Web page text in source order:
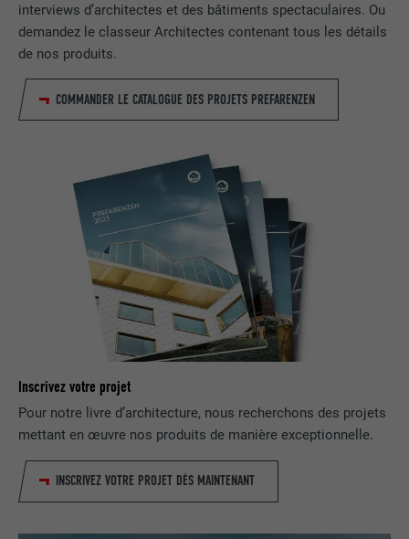
interviews d’architectes et des bâtiments spectaculaires. Ou
demandez le classeur Architectes contenant tous les détails
de nos produits.
COMMANDER LE CATALOGUE DES PROJETS PREFARENZEN
Inscrivez votre projet
Pour notre livre d’architecture, nous recherchons des projets
mettant en œuvre nos produits de manière exceptionnelle.
INSCRIVEZ VOTRE PROJET DÈS MAINTENANT
UTILITÉ
Internet contient une fenêtre « Suivez-
nous » intégrée.
2 ans
UTILITÉ
Utilisé par le service de réseau social
LinkedIn pour suivre l'utilisation de
services intégrés.
bscookie
FOURNISSEUR LinkedIn
EXPIRATION
UTILITÉ
Utilisé par le service de réseau social
LinkedIn pour suivre l'utilisation de
services intégrés